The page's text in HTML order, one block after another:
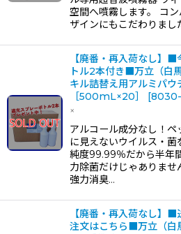
空間へ噴霧します。 コ
ザインにもこだわりまし
【廃番・再入荷なし】
トル2本付き■万立（白
キル詰替え用アルミパ
［500mL×20］
[
×
アルコール成分なし！ペ
に見えないウイルス・菌
純度99.99％だから半年
力除菌だけじゃありま
強力消臭…
【廃番・再入荷なし】
注文はこちら■万立（白